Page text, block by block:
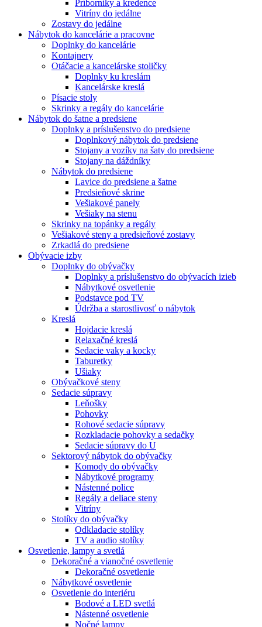
Príborníky a kredence
Vitríny do jedálne
Zostavy do jedálne
Nábytok do kancelárie a pracovne
Doplnky do kancelárie
Kontajnery
Otáčacie a kancelárske stoličky
Doplnky ku kreslám
Kancelárske kreslá
Písacie stoly
Skrinky a regály do kancelárie
Nábytok do šatne a predsiene
Doplnky a príslušenstvo do predsiene
Doplnkový nábytok do predsiene
Stojany a vozíky na šaty do predsiene
Stojany na dáždníky
Nábytok do predsiene
Lavice do predsiene a šatne
Predsieňové skrine
Vešiakové panely
Vešiaky na stenu
Skrinky na topánky a regály
Vešiakové steny a predsieňové zostavy
Zrkadlá do predsiene
Obývacie izby
Doplnky do obývačky
Doplnky a príslušenstvo do obývacích izieb
Nábytkové osvetlenie
Podstavce pod TV
Údržba a starostlivosť o nábytok
Kreslá
Hojdacie kreslá
Relaxačné kreslá
Sedacie vaky a kocky
Taburetky
Ušiaky
Obývačkové steny
Sedacie súpravy
Leňošky
Pohovky
Rohové sedacie súpravy
Rozkladacie pohovky a sedačky
Sedacie súpravy do U
Sektorový nábytok do obývačky
Komody do obývačky
Nábytkové programy
Nástenné police
Regály a deliace steny
Vitríny
Stolíky do obývačky
Odkladacie stolíky
TV a audio stolíky
Osvetlenie, lampy a svetlá
Dekoračné a vianočné osvetlenie
Dekoračné osvetlenie
Nábytkové osvetlenie
Osvetlenie do interiéru
Bodové a LED svetlá
Nástenné osvetlenie
Nočné lampy